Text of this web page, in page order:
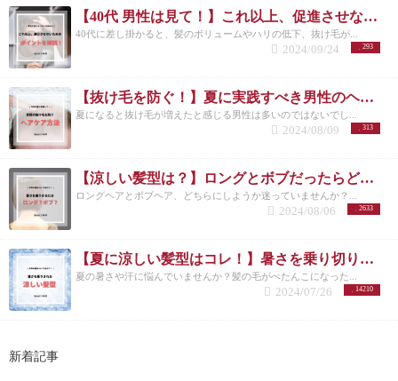
【40代 男性は見て！】これ以上、促進させない薄毛予防の方法を美容師が解説！
40代に差し掛かると、髪のボリュームやハリの低下、抜け毛が...
293
2024/09/24
【抜け毛を防ぐ！】夏に実践すべき男性のヘアケア方法とは？
夏になると抜け毛が増えたと感じる男性は多いのではないでし...
313
2024/08/09
【涼しい髪型は？】ロングとボブだったらどっちが良い？/洗足/美容院
ロングヘアとボブヘア、どちらにしようか迷っていませんか？...
2633
2024/08/06
【夏に涼しい髪型はコレ！】暑さを乗り切りたいメンズさんにオススメの髪型とは？
夏の暑さや汗に悩んでいませんか？髪の毛がぺたんこになった...
14210
2024/07/26
新着記事